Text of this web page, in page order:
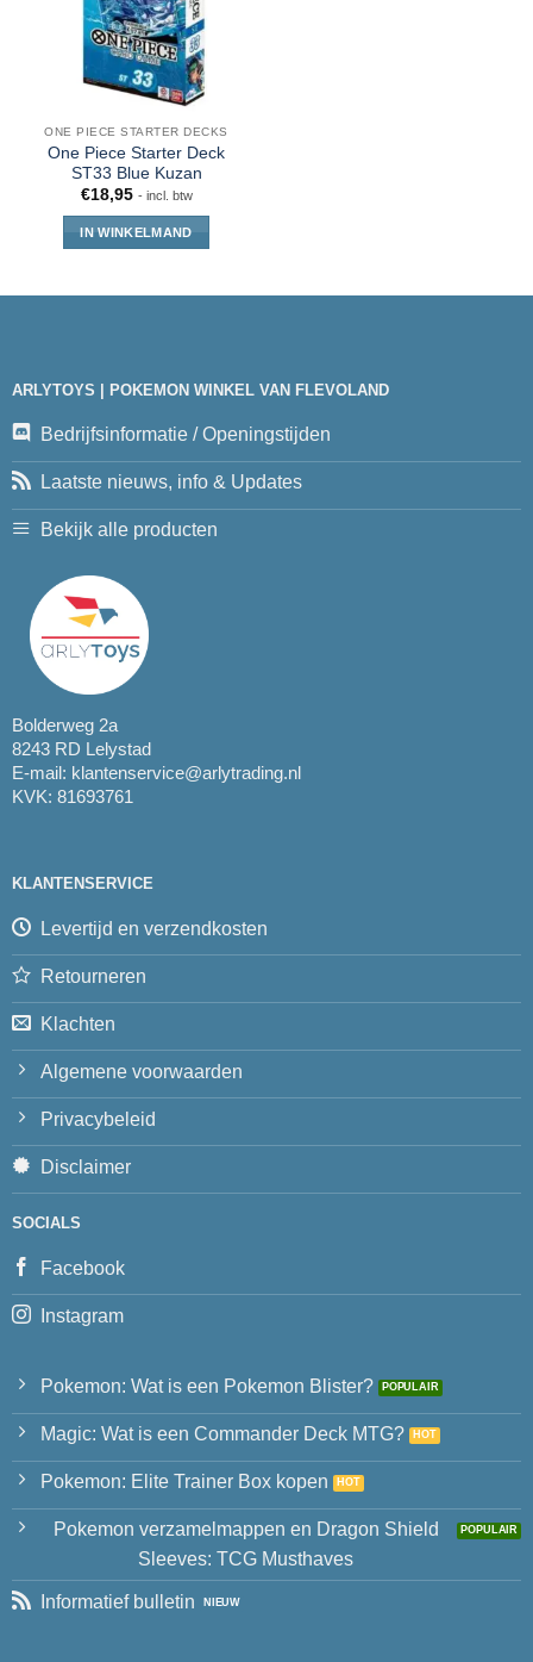
ONE PIECE STARTER DECKS
One Piece Starter Deck
ST33 Blue Kuzan
€18,95 - incl. btw
IN WINKELMAND
ARLYTOYS | POKEMON WINKEL VAN FLEVOLAND
Bedrijfsinformatie / Openingstijden
Laatste nieuws, info & Updates
Bekijk alle producten
Bolderweg 2a
8243 RD Lelystad
E-mail: klantenservice@arlytrading.nl
KVK: 81693761
KLANTENSERVICE
Levertijd en verzendkosten
Retourneren
Klachten
Algemene voorwaarden
Privacybeleid
Disclaimer
SOCIALS
Facebook
Instagram
Pokemon: Wat is een Pokemon Blister?
Magic: Wat is een Commander Deck MTG?
Pokemon: Elite Trainer Box kopen
Pokemon verzamelmappen en Dragon Shield
Sleeves: TCG Musthaves
Informatief bulletin